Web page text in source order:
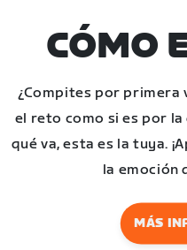
CÓMO
¿Compites por primera
el reto como si es por
qué va, esta es la tuya.
la emoción
MÁS